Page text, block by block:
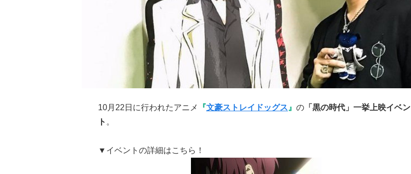
10月22日に行われたアニメ 『文豪ストレイドッグス 』 の 「黒の時代」一挙上映イベン
ト 。
▼イベントの詳細はこちら！